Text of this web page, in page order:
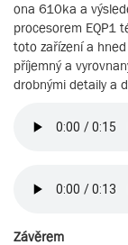
ona 610ka a
procesorem EQP1
toto zařízení a
příjemný a
drobnými detaily a
Závěrem